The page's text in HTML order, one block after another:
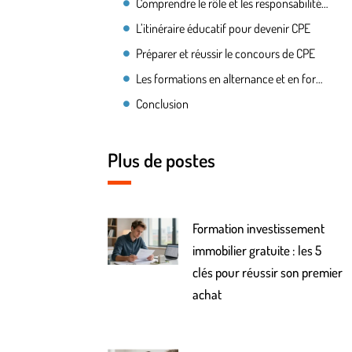
Comprendre le rôle et les responsabilités d’un CPE
L’itinéraire éducatif pour devenir CPE
Préparer et réussir le concours de CPE
Les formations en alternance et en formation continue
Conclusion
Plus de postes
Formation investissement
immobilier gratuite : les 5
clés pour réussir son premier
achat